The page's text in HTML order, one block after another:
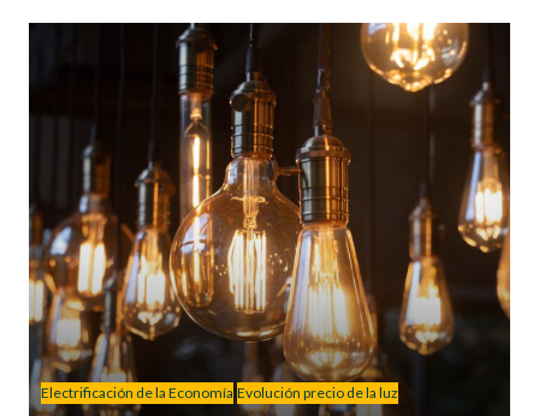
Electrificación de la Economía Evolución precio de la luz